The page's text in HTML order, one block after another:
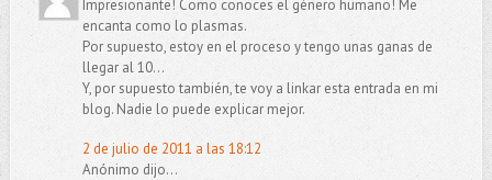
Impresionante! Como conoces el género humano! Me
encanta como lo plasmas.
Por supuesto, estoy en el proceso y tengo unas ganas de
llegar al 10...
Y, por supuesto también, te voy a linkar esta entrada en mi
blog. Nadie lo puede explicar mejor.
2 de julio de 2011 a las 18:12
Anónimo dijo...